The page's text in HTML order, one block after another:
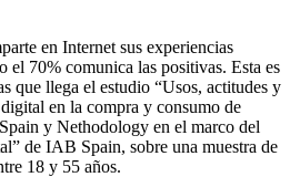
en Internet sus experiencias
el 70% comunica las positivas. Esta es
que llega el estudio “Usos, actitudes y
en la compra y consumo de
y Nethodology en el marco del
de IAB Spain, sobre una muestra de
18 y 55 años.